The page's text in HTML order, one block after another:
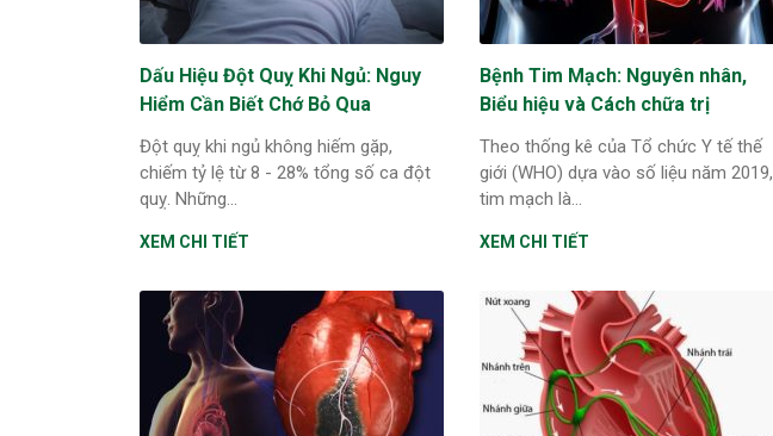
Dấu Hiệu Đột Quỵ Khi Ngủ: Nguy
Hiểm Cần Biết Chớ Bỏ Qua
Đột quỵ khi ngủ không hiếm gặp,
chiếm tỷ lệ từ 8 - 28% tổng số ca đột
quỵ. Những...
XEM CHI TIẾT
Bệnh Tim Mạch: Nguyên nhân,
Biểu hiệu và Cách chữa trị
Theo thống kê của Tổ chức Y tế thế
giới (WHO) dựa vào số liệu năm 2019,
tim mạch là...
XEM CHI TIẾT